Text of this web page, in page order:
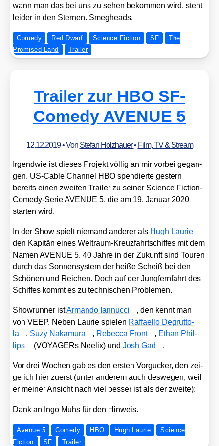
wann man das bei uns zu sehen bekom­men wird, steht
lei­der in den Ster­nen. Smeg­heads.
Comedy Red Dwarf Science Fiction SF
The
Promised Land
Trailer
Trailer zur HBO SF-
Comedy AVENUE 5
12.12.2019• Von Stefan Holzhauer• Film, TV & Stream
Irgend­wie ist die­ses Pro­jekt völ­lig an mir vor­bei gegan­
gen. US-Cable Chan­nel HBO spen­dier­te ges­tern
bereits einen zwei­ten Trai­ler zu sei­ner Sci­ence Fic­tion-
Come­dy-Serie AVENUE 5, die am 19. Janu­ar 2020
star­ten wird.
In der Show spielt nie­mand ande­rer als Hugh Lau­rie
den Kapi­tän eines Welt­raum-Kreuz­fahrt­schif­fes mit dem
Namen AVENUE 5. 40 Jah­re in der Zukunft sind Tou­ren
durch das Son­nen­sys­tem der hei­ße Scheiß bei den
Schö­nen und Rei­chen. Doch auf der Jung­fern­fahrt des
Schif­fes kommt es zu tech­ni­schen Pro­ble­men.
Show­run­ner istArman­do Ian­nuc­ci
, den kennt man
von VEEP. Neben Lau­rie spie­len Raf­fa­el­lo Deg­rut­to­
la
, Suzy Naka­mu­ra , Rebec­ca Front , Ethan Phil­
lips
(VOY­A­GERs Nee­lix) undJosh Gad .
Vor drei Wochen gab es den ers­ten Vor­gu­cker, den zei­
ge ich hier zuerst (unter ande­rem auch des­we­gen, weil
er mei­ner Ansicht nach viel bes­ser ist als der zwei­te):
Dank an Ingo Muhs für den Hin­weis.
Avenue 5 Comedy HBO Hugh Laurie
Science
Fiction
SF Trailer